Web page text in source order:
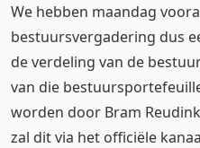
We hebben maandag
bestuursvergadering dus
de verdeling van de
van die
worden door Bram
zal dit via het officiële